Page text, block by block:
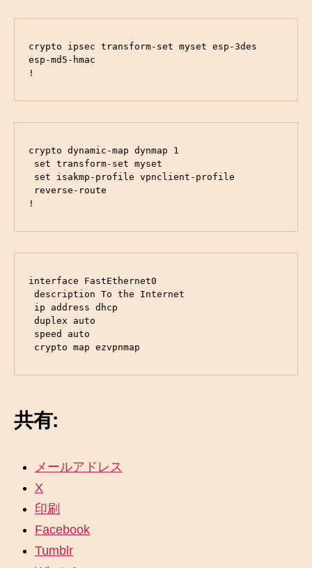
crypto ipsec transform-set myset esp-3des
esp-md5-hmac
!
crypto dynamic-map dynmap 1
!
interface FastEthernet0
crypto map ezvpnmap
共有:
メールアドレス
X
印刷
Facebook
Tumblr